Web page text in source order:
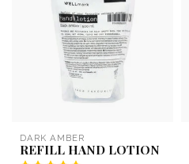
DARK AMBER
REFILL HAND LOTION